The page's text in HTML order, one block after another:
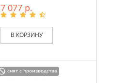
7 077 р.
В КОРЗИНУ
снят с производства